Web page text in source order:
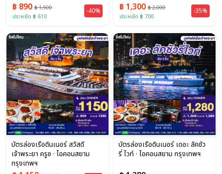
฿ 890 ฿ 1,500
ประหยัด ฿ 610
-40% ฿ 1,300 ฿ 2,000
ประหยัด ฿ 700
-35%
บัตรล่องเรือดินเนอร์ สวัสดี
เจ้าพระยา ครูซ · ไอคอนสยาม
กรุงเทพฯ
บัตรล่องเรือดินเนอร์ เดอะ ลัคชัว
รี่ ไวท์ · ไอคอนสยาม กรุงเทพฯ